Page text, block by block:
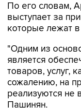
По его словам,
выступает за
которые лежат
"Одним из
является
товаров, услуг,
сожалению, на
реализуются не
Пашинян.